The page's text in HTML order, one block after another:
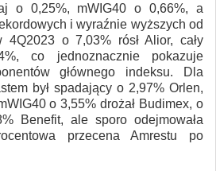
o 0,25%, mWIG40 o 0,66%, a
i wyraźnie wyższych od
4Q2023 o 7,03% rósł Alior, cały
co jednoznacznie pokazuje
głównego indeksu. Dla
był spadający o 2,97% Orlen,
o 3,55% drożał Budimex, o
Benefit, ale sporo odejmowała
przecena Amrestu po